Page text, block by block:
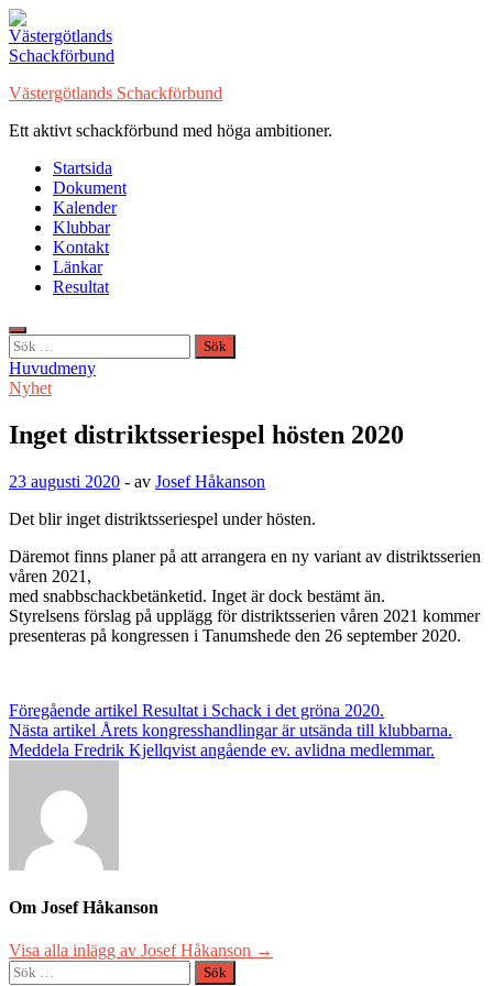
Hoppa
till
innehåll
Västergötlands Schackförbund
Ett aktivt schackförbund med höga ambitioner.
Startsida
Dokument
Kalender
Klubbar
Kontakt
Länkar
Resultat
Sök
efter:
Huvudmeny
Nyhet
Inget distriktsseriespel hösten 2020
23 augusti 2020 - av Josef Håkanson
Det blir inget distriktsseriespel under hösten.
Däremot finns planer på att arrangera en ny variant av distriktsserien
våren 2021,
med snabbschackbetänketid. Inget är dock bestämt än.
Styrelsens förslag på upplägg för distriktsserien våren 2021 kommer
presenteras på kongressen i Tanumshede den 26 september 2020.
Inläggsnavigering
Föregående artikel Resultat i Schack i det gröna 2020.
Nästa artikel Årets kongresshandlingar är utsända till klubbarna.
Meddela Fredrik Kjellqvist angående ev. avlidna medlemmar.
Om Josef Håkanson
Visa alla inlägg av Josef Håkanson →
Sök